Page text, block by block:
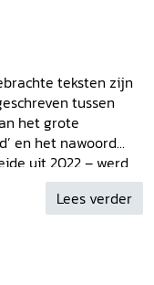
teksten zijn
tussen
het grote
en het nawoord
uit 2022 – werd
de chronologisch
vooraf niet
van de
aan het
Lees verder